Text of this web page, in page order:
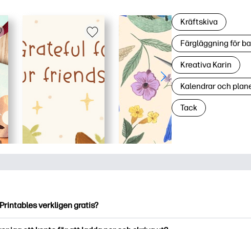
Kräftskiva
Färgläggning för
Kreativa Karin
Kalendrar och
Tack
verkligen gratis?